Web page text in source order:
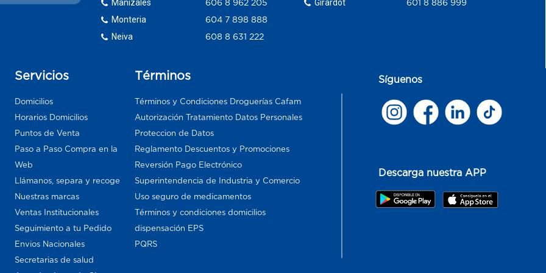
Manizales
Monteria
Neiva
606 8 962 205
604 7 898 888
608 8 631 222
Girardot 601 8 886 999
Servicios
Domicilios
Horarios Domicilios
Puntos de Venta
Paso a Paso Compra en la
Web
Llámanos, separa y recoge
Nuestras marcas
Ventas Institucionales
Seguimiento a tu Pedido
Envios Nacionales
Secretarias de salud
Términos
Términos y Condiciones Droguerías Cafam
Autorización Tratamiento Datos Personales
Proteccion de Datos
Reglamento Descuentos y Promociones
Reversión Pago Electrónico
Superintendencia de Industria y Comercio
Uso seguro de medicamentos
Términos y condiciones domicilios
dispensación EPS
PQRS
Síguenos
Descarga nuestra APP